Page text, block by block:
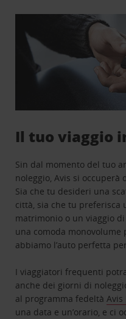
Il tuo viaggio
Sin dal momento del tuo
noleggio, Avis si
Sia che tu desideri una
città, sia che tu preferisca
matrimonio o un viaggio
una comoda
abbiamo l’auto perfetta
I viaggiatori frequenti
anche dei giorni di
al programma fedeltàAvis
una data e un’orario, e ci